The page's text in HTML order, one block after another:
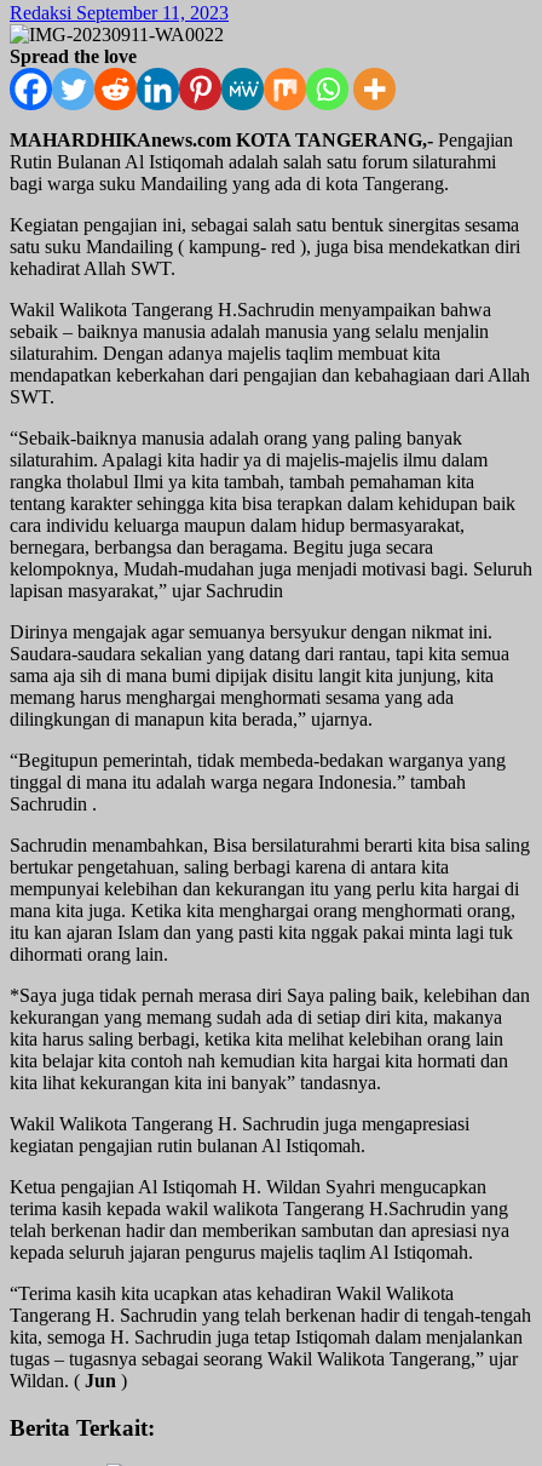
Redaksi September 11, 2023
Spread the love
MAHARDHIKAnews.com KOTA TANGERANG,- Pengajian
Rutin Bulanan Al Istiqomah adalah salah satu forum silaturahmi
bagi warga suku Mandailing yang ada di kota Tangerang.
Kegiatan pengajian ini, sebagai salah satu bentuk sinergitas sesama
satu suku Mandailing ( kampung- red ), juga bisa mendekatkan diri
kehadirat Allah SWT.
Wakil Walikota Tangerang H.Sachrudin menyampaikan bahwa
sebaik – baiknya manusia adalah manusia yang selalu menjalin
silaturahim. Dengan adanya majelis taqlim membuat kita
mendapatkan keberkahan dari pengajian dan kebahagiaan dari Allah
SWT.
“Sebaik-baiknya manusia adalah orang yang paling banyak
silaturahim. Apalagi kita hadir ya di majelis-majelis ilmu dalam
rangka tholabul Ilmi ya kita tambah, tambah pemahaman kita
tentang karakter sehingga kita bisa terapkan dalam kehidupan baik
cara individu keluarga maupun dalam hidup bermasyarakat,
bernegara, berbangsa dan beragama. Begitu juga secara
kelompoknya, Mudah-mudahan juga menjadi motivasi bagi. Seluruh
lapisan masyarakat,” ujar Sachrudin
Dirinya mengajak agar semuanya bersyukur dengan nikmat ini.
Saudara-saudara sekalian yang datang dari rantau, tapi kita semua
sama aja sih di mana bumi dipijak disitu langit kita junjung, kita
memang harus menghargai menghormati sesama yang ada
dilingkungan di manapun kita berada,” ujarnya.
“Begitupun pemerintah, tidak membeda-bedakan warganya yang
tinggal di mana itu adalah warga negara Indonesia.” tambah
Sachrudin .
Sachrudin menambahkan, Bisa bersilaturahmi berarti kita bisa saling
bertukar pengetahuan, saling berbagi karena di antara kita
mempunyai kelebihan dan kekurangan itu yang perlu kita hargai di
mana kita juga. Ketika kita menghargai orang menghormati orang,
itu kan ajaran Islam dan yang pasti kita nggak pakai minta lagi tuk
dihormati orang lain.
*Saya juga tidak pernah merasa diri Saya paling baik, kelebihan dan
kekurangan yang memang sudah ada di setiap diri kita, makanya
kita harus saling berbagi, ketika kita melihat kelebihan orang lain
kita belajar kita contoh nah kemudian kita hargai kita hormati dan
kita lihat kekurangan kita ini banyak” tandasnya.
Wakil Walikota Tangerang H. Sachrudin juga mengapresiasi
kegiatan pengajian rutin bulanan Al Istiqomah.
Ketua pengajian Al Istiqomah H. Wildan Syahri mengucapkan
terima kasih kepada wakil walikota Tangerang H.Sachrudin yang
telah berkenan hadir dan memberikan sambutan dan apresiasi nya
kepada seluruh jajaran pengurus majelis taqlim Al Istiqomah.
“Terima kasih kita ucapkan atas kehadiran Wakil Walikota
Tangerang H. Sachrudin yang telah berkenan hadir di tengah-tengah
kita, semoga H. Sachrudin juga tetap Istiqomah dalam menjalankan
tugas – tugasnya sebagai seorang Wakil Walikota Tangerang,” ujar
Wildan. ( Jun )
Berita Terkait: